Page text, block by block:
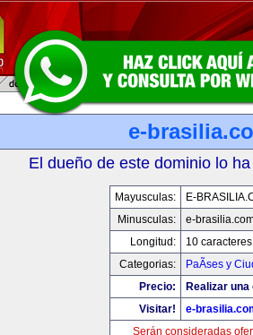
e-
El dueño de este dominio lo
Mayusculas:
E-
Minusculas:
e-
Longitud:
10 caracteres
Categorias:
PaÃ­ses y
Precio:
Realizar
Visitar!
e-
Serán consideradas